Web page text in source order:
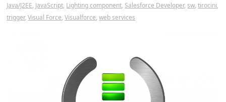
Java/J2EE, JavaScript, Lighting component, Salesforce Developer,sw,tirocini,
trigger,Visual Force,Visualforce,web services